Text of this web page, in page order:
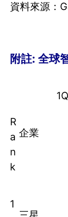
資料來源：
附註: 全球
R
a
n
k
企業
1